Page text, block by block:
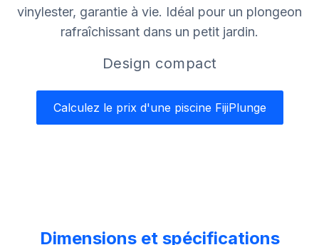
vinylester, garantie à vie. Idéal pour un plongeon
rafraîchissant dans un petit jardin.
Design compact
Calculez le prix d'une piscine FijiPlunge
Dimensions et spécifications